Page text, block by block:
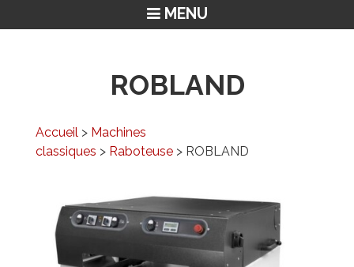
ACCUEIL
MACHINES CLASSIQUES
PROMOTIONS
RÉFÉRENCES
MENU
ROBLAND
Accueil > Machines
classiques > Raboteuse > ROBLAND